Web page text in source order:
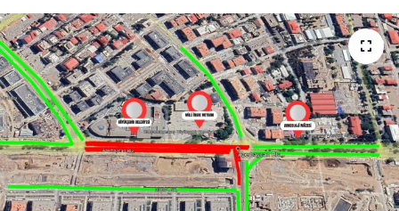
SAĞLIK
EĞİTİM
BÖLGE
KEŞFET